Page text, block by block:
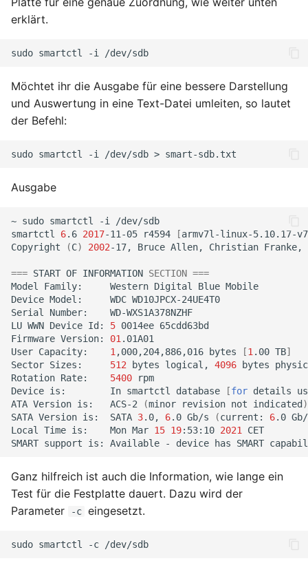
März 2021
November 2020
September 2020
August 2020
Mai 2020
April 2020
März 2020
Februar 2020
Dezember 2019
November 2019
Oktober 2019
erklärt.
sudo smartctl -i
Möchtet ihr die Ausgabe für eine bessere Darstellung
und Auswertung in eine Text-Datei umleiten, so lautet
der Befehl:
sudo smartctl -i /dev/sdb >
Ausgabe
~ sudo smartctl -i
/dev/sdb
smartctl
6.6 2017-11-05 r4594 [armv7l-linux-5.10.17-
Copyright
(C) 2002-17, Bruce Allen, Christian Franke,
=== START OF INFORMATION SECTION ===
Model
Family: Western Digital Blue Mobile
Device Model: WDC WD10JPCX-24UE4T0
Serial
Number:
WD-WXS1A378NZHF
LU WWN Device Id: 5 0014ee 65cdd63bd
Firmware Version: 01 .01A01
User Capacity: 1 ,000,204,886,016 bytes [1 .00 TB]
Sector Sizes: 512 bytes logical, 4096 bytes
Rotation Rate: 5400
rpm
Device is: In smartctl database [for details
ATA Version is: ACS-2 (minor revision not indicated )
SATA Version is: SATA 3.0, 6.0 Gb/s (current: 6.0
Local
Time is: Mon Mar 15 19:53:10 2021
CET
SMART support is: Available - device has SMART
Ganz hilfreich ist auch die Information, wie lange ein
Test für die Festplatte dauert. Dazu wird der
Parameter
-c eingesetzt.
sudo smartctl -c